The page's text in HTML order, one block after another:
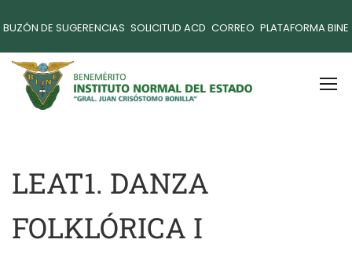
BUZÓN DE SUGERENCIAS SOLICITUD ACD CORREO PLATAFORMA BINE
LEAT1. DANZA
FOLKLÓRICA I